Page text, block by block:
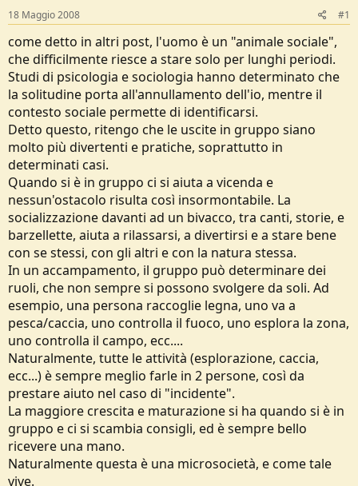
s
c
u
s
s
i
o
n
i
o
18 Maggio 2008 #1
come detto in altri post, l'uomo è un "animale sociale",
che difficilmente riesce a stare solo per lunghi periodi.
Studi di psicologia e sociologia hanno determinato che
la solitudine porta all'annullamento dell'io, mentre il
contesto sociale permette di identificarsi.
Detto questo, ritengo che le uscite in gruppo siano
molto più divertenti e pratiche, soprattutto in
determinati casi.
Quando si è in gruppo ci si aiuta a vicenda e
nessun'ostacolo risulta così insormontabile. La
socializzazione davanti ad un bivacco, tra canti, storie, e
barzellette, aiuta a rilassarsi, a divertirsi e a stare bene
con se stessi, con gli altri e con la natura stessa.
In un accampamento, il gruppo può determinare dei
ruoli, che non sempre si possono svolgere da soli. Ad
esempio, una persona raccoglie legna, uno va a
pesca/caccia, uno controlla il fuoco, uno esplora la zona,
uno controlla il campo, ecc....
Naturalmente, tutte le attività (esplorazione, caccia,
ecc...) è sempre meglio farle in 2 persone, così da
prestare aiuto nel caso di "incidente".
La maggiore crescita e maturazione si ha quando si è in
gruppo e ci si scambia consigli, ed è sempre bello
ricevere una mano.
Naturalmente questa è una microsocietà, e come tale
vive.